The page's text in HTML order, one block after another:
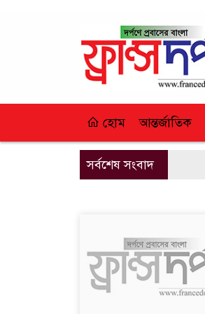
হোম আন্তর্জাতিক
সর্বশেষ সংবাদ